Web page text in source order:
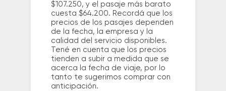
$107.250, y el pasaje más barato
cuesta $64.200. Recordá que los
precios de los pasajes dependen
de la fecha, la empresa y la
calidad del servicio disponibles.
Tené en cuenta que los precios
tienden a subir a medida que se
acerca la fecha de viaje, por lo
tanto te sugerimos comprar con
anticipación.